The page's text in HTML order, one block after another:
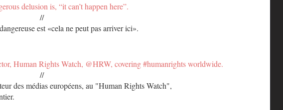
delusion is, “it can’t happen here”.
//
est «cela ne peut pas arriver ici».
Human Rights Watch, @HRW, covering #humanrights worldwide.
//
des médias européens, au "Human Rights Watch",